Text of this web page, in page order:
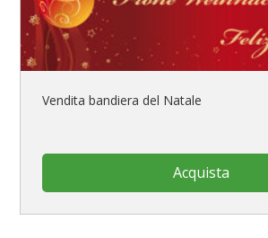
Vendita bandiera del Natale
Acquista